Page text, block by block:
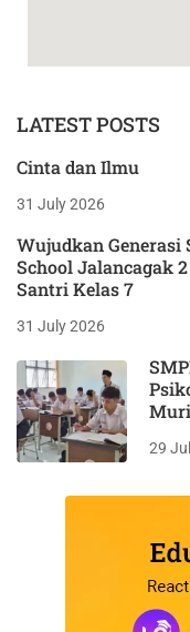
LATEST POSTS
Cinta dan Ilmu
31 July 2026
Wujudkan Generasi
School Jalancagak
Santri Kelas 7
31 July 2026
29